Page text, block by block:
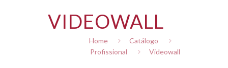
VIDEOWALL
Home
Catálogo
Profissional
Videowall